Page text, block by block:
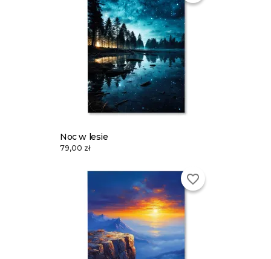
Noc w lesie
79,00 zł
favorite_border